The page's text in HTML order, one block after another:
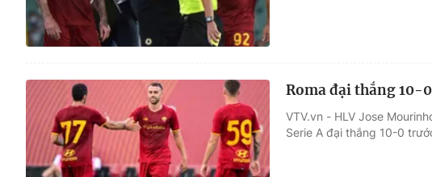
Roma đại thắng 10-
VTV.vn - HLV Jose
Serie A đại thắng 10-0